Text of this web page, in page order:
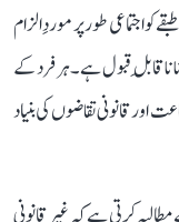
کو اجتماعی طور پر موردِ الزام
ناقابلِ قبول ہے۔ ہر فرد کے
اور قانونی تقاضوں کی بنیاد